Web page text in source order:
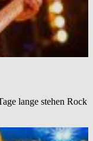
lange stehen Rock